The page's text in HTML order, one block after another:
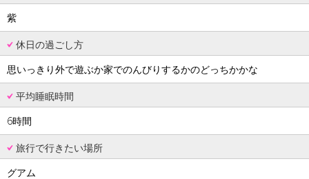
紫
休日の過ごし方
思いっきり外で遊ぶか家でのんびりするかのどっちかかな
平均睡眠時間
6時間
旅行で行きたい場所
グアム